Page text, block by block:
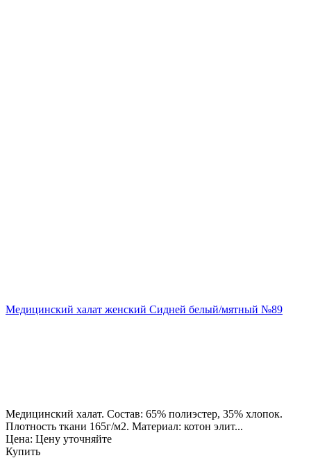
Медицинский халат женский Сидней белый/мятный №89
Медицинский халат. Состав: 65% полиэстер, 35% хлопок.
Плотность ткани 165г/м2. Материал: котон элит...
Цена: Цену уточняйте
Купить